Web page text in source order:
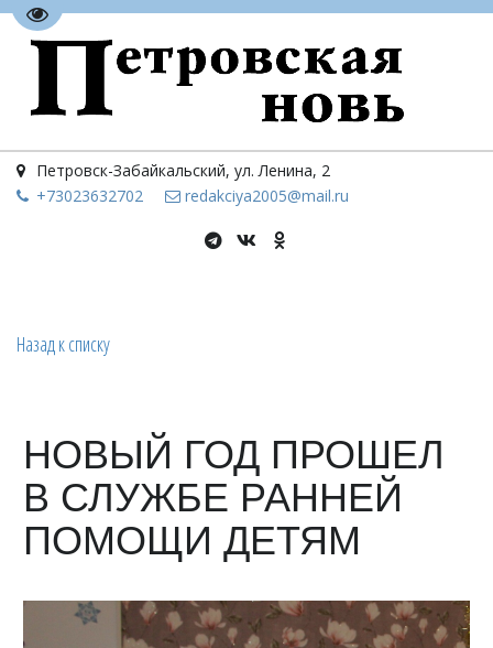
Перейти на версию для слабовидящих
Петровск-Забайкальский, ул. Ленина, 2
+73023632702 redakciya2005@mail.ru
Назад к списку
НОВЫЙ ГОД ПРОШЕЛ
В СЛУЖБЕ РАННЕЙ
ПОМОЩИ ДЕТЯМ